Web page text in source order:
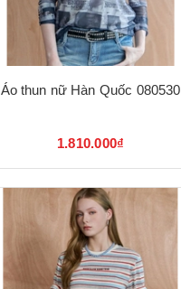
Áo thun nữ Hàn Quốc 080530
1.810.000₫